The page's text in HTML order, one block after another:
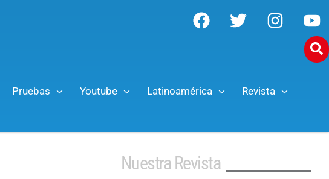
Pruebas Youtube Latinoamérica Revista
Nuestra Revista